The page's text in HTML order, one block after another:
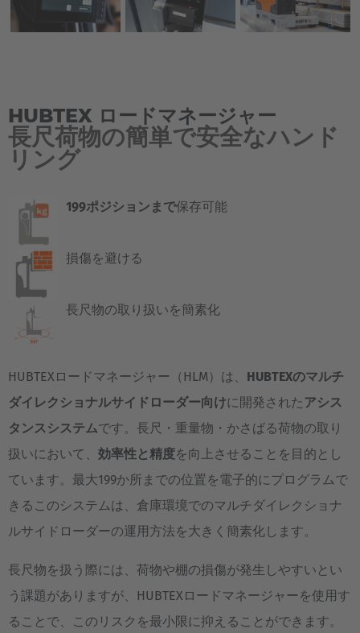
HUBTEX ロードマネージャー
長尺荷物の簡単で安全なハンド
リング
199ポジションまで保存可能
損傷を避ける
長尺物の取り扱いを簡素化
HUBTEXロードマネージャー（HLM）は、 HUBTEXのマルチ
ダイレクショナルサイドローダー向けに開発されたアシス
タンスシステムです。長尺・重量物・かさばる荷物の取り
扱いにおいて、 効率性と精度を向上させることを目的とし
ています。最大199か所までの位置を電子的にプログラムで
きるこのシステムは、倉庫環境でのマルチダイレクショナ
ルサイドローダーの運用方法を大きく簡素化します。
長尺物を扱う際には、荷物や棚の損傷が発生しやすいとい
う課題がありますが、HUBTEXロードマネージャーを使用す
ることで、このリスクを最小限に抑えることができます。